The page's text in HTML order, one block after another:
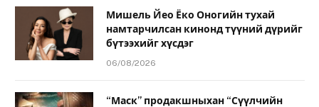
Мишель Йео Ёко Оногийн тухай
намтарчилсан кинонд түүний дүрийг
бүтээхийг хүсдэг
06/08/2026
“Маск” продакшныхан “Сүүлчийн